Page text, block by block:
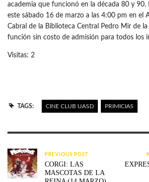
academia que funcionó en la década 80 y 90.
este sábado 16 de marzo a las 4:00 pm en el
Cabral de la Biblioteca Central Pedro Mir de la
función sin costo de admisión para todos los
Visitas: 2
TAGS: CINE CLUB UASD PRIMICIAS
PREVIOUS POST
CORGI: LAS
MASCOTAS DE LA